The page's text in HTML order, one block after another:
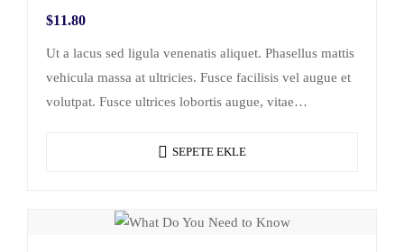
$11.80
Ut a lacus sed ligula venenatis aliquet. Phasellus mattis
vehicula massa at ultricies. Fusce facilisis vel augue et
volutpat. Fusce ultrices lobortis augue, vitae
SEPETE EKLE